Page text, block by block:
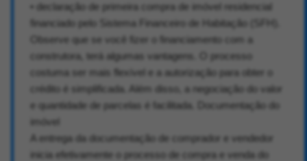
• declaração de primeira compra de imóvel residencial
financiado pelo Sistema Financeiro de Habitação (SFH).
Observe que se você fizer o financiamento com a
construtora, terá algumas vantagens. O processo
costuma ser mais flexível e a autorização para obter o
crédito é simplificada. Além disso, a negociação do valor
e quantidade de parcelas é facilitada. Documentação do
imóvel
A entrega da documentação de comprador e vendedor
inicia efetivamente o processo de compra e venda do